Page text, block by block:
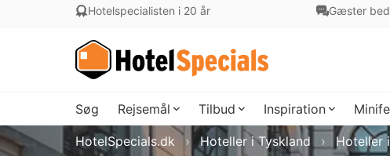
Hotelspecialisten i 20 år Gæster
Søg Rejsemål Tilbud Inspiration
HotelSpecials.dk Hoteller i Tyskland Hoteller